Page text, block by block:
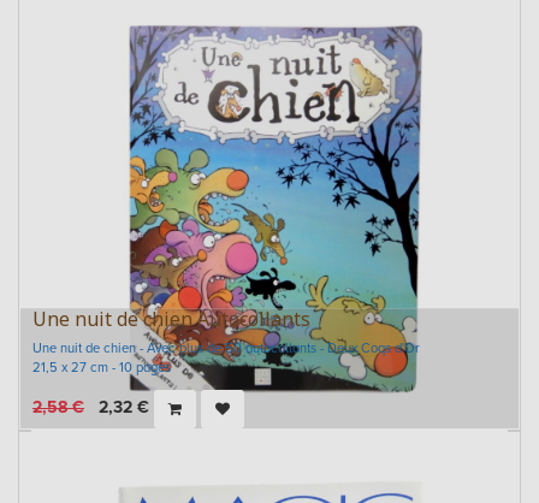
Une nuit de chien Autocollants
Une nuit de chien - Avec plus de 50 autocollants - Deux Coqs d'Or
21,5 x 27 cm - 10 pages
2,58€ 2,32 €